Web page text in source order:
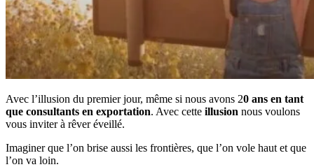
Avec l’illusion du premier jour, même si nous avons 20 ans en tant
que consultants en exportation. Avec cette illusion nous voulons
vous inviter à rêver éveillé.
Imaginer que l’on brise aussi les frontières, que l’on vole haut et que
l’on va loin.